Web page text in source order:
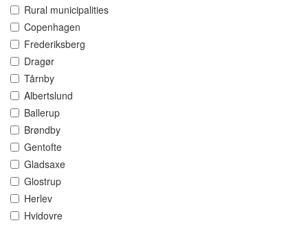
Rural municipalities
Copenhagen
Frederiksberg
Dragør
Tårnby
Albertslund
Ballerup
Brøndby
Gentofte
Gladsaxe
Glostrup
Herlev
Hvidovre